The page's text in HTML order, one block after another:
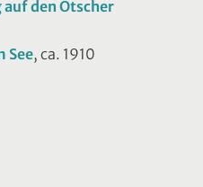
auf den Ötscher
See, ca. 1910